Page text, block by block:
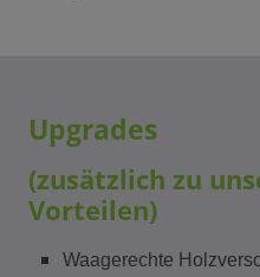
Upgrades
(zusätzlich zu
Vorteilen)
Waagerechte